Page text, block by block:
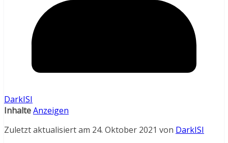
DarkISI
InhalteAnzeigen
Zuletzt aktualisiert am 24. Oktober 2021 von DarkISI